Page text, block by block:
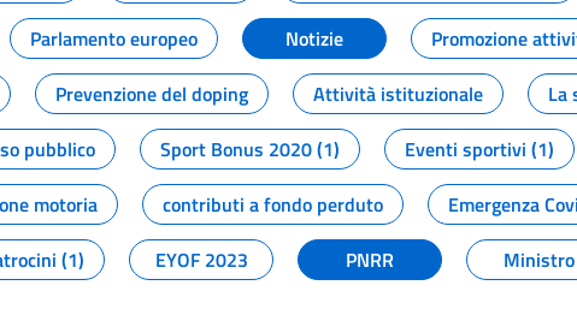
Parlamento europeo Notizie Promozione
Prevenzione del doping Attività istituzionale La
pubblico Sport Bonus 2020 (1) Eventi sportivi (1)
motoria contributi a fondo perduto Emergenza
(1) EYOF 2023 PNRR Ministro